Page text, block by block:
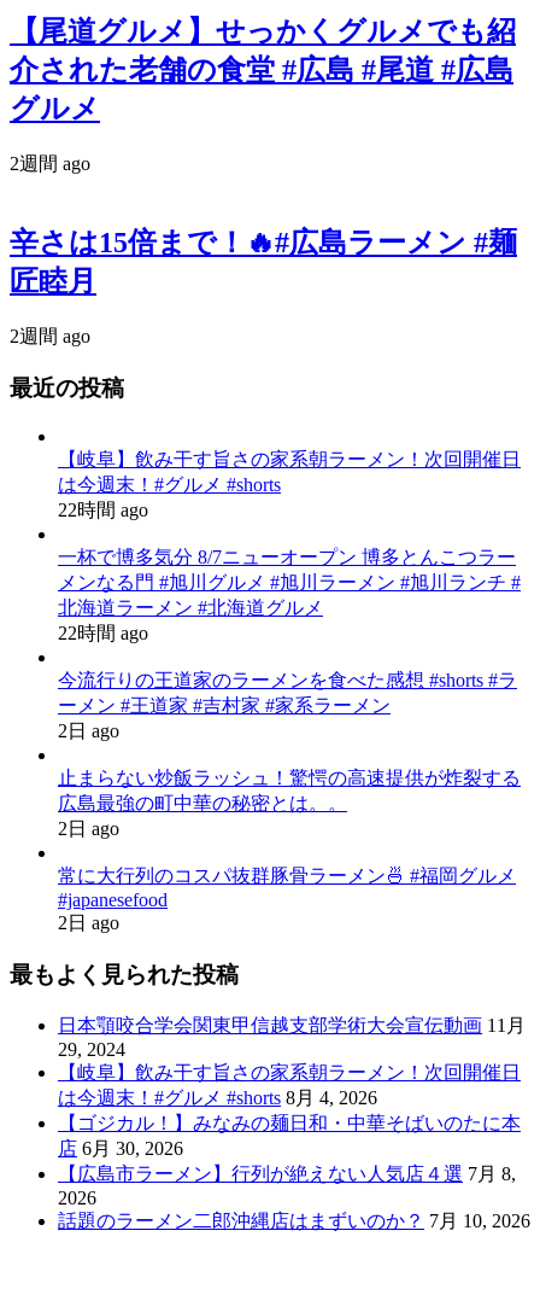
【尾道グルメ】せっかくグルメでも紹
介された老舗の食堂 #広島 #尾道 #広島
グルメ
2週間 ago
辛さは15倍まで！🔥#広島ラーメン #麺
匠睦月
2週間 ago
最近の投稿
【岐阜】飲み干す旨さの家系朝ラーメン！次回開催日
は今週末！#グルメ #shorts
22時間 ago
一杯で博多気分 8/7ニューオープン 博多とんこつラー
メンなる門 #旭川グルメ #旭川ラーメン #旭川ランチ #
北海道ラーメン #北海道グルメ
22時間 ago
今流行りの王道家のラーメンを食べた感想 #shorts #ラ
ーメン #王道家 #吉村家 #家系ラーメン
2日 ago
止まらない炒飯ラッシュ！驚愕の高速提供が炸裂する
広島最強の町中華の秘密とは。。
2日 ago
常に大行列のコスパ抜群豚骨ラーメン🍜 #福岡グルメ
#japanesefood
2日 ago
最もよく見られた投稿
日本顎咬合学会関東甲信越支部学術大会宣伝動画 11月
29, 2024
【岐阜】飲み干す旨さの家系朝ラーメン！次回開催日
は今週末！#グルメ #shorts 8月 4, 2026
【ゴジカル！】みなみの麺日和・中華そばいのたに本
店 6月 30, 2026
【広島市ラーメン】行列が絶えない人気店４選 7月 8,
2026
話題のラーメン二郎沖縄店はまずいのか？ 7月 10, 2026